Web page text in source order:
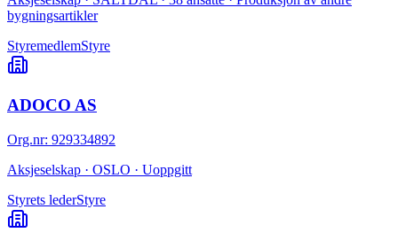
bygningsartikler
StyremedlemStyre
ADOCO AS
Org.nr: 929334892
Aksjeselskap · OSLO · Uoppgitt
Styrets lederStyre